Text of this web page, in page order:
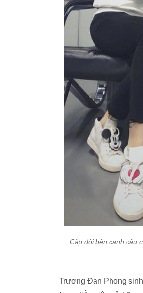
Cặp đôi bên cạnh cậu
Trương Đan Phong